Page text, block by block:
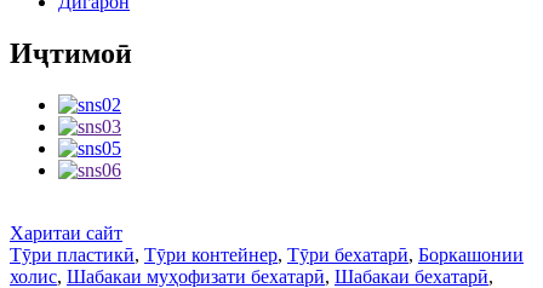
Иҷтимоӣ
Харитаи сайт
Тӯри пластикӣ, Тӯри контейнер, Тӯри бехатарӣ, Боркашонии
холис, Шабакаи муҳофизати бехатарӣ, Шабакаи бехатарӣ,